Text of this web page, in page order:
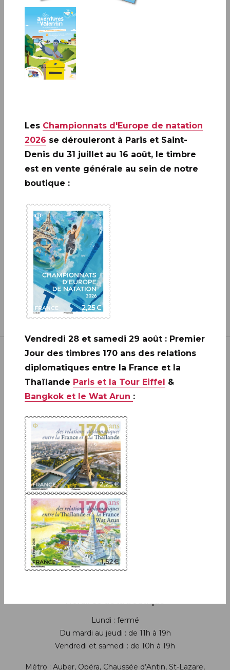
A ne pas rater: 20 ANS DE LA
CRÉATION DE PHILAPOSTE
EN SAVOIR PLUS
Inscrivez-vous à notre newsletter
JE M'ABONNE
Boutique
13 bis rue des Mathurins 75009 Paris
+33(0)1 42 93 86 84
(appel non surtaxé)
contact.lecarredencre@laposte.fr
Suivez-nous sur les réseaux
Horaires de la boutique
Lundi : fermé
Du mardi au jeudi : de 11h à 19h
Vendredi et samedi : de 10h à 19h
Métro : Auber, Opéra, Chaussée d’Antin, St-Lazare,
Les Championnats d'Europe de natation
2026 se dérouleront à Paris et Saint-
Denis du 31 juillet au 16 août, le timbre
est en vente générale au sein de notre
boutique :
Vendredi 28 et samedi 29 août : Premier
Jour des timbres 170 ans des relations
diplomatiques entre la France et la
Thaïlande Paris et la Tour Eiffel &
Bangkok et le Wat Arun :